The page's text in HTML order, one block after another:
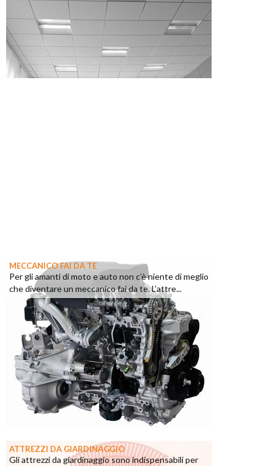
MECCANICO FAI DA TE
Per gli amanti di moto e auto non c’è niente di meglio
che diventare un meccanico fai da te. L’attre...
ATTREZZI DA GIARDINAGGIO
Gli attrezzi da giardinaggio sono indispensabili per